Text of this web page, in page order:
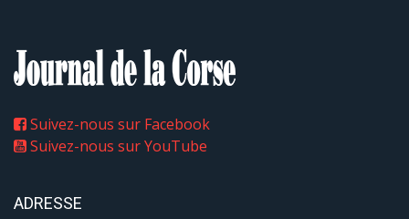
Suivez-nous sur Facebook
Suivez-nous sur YouTube
ADRESSE